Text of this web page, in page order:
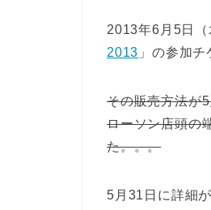
2013年6月5日（
2013 」の参加チ
その販売方法が
ローソン店頭の
た。。。
5月31日に詳細